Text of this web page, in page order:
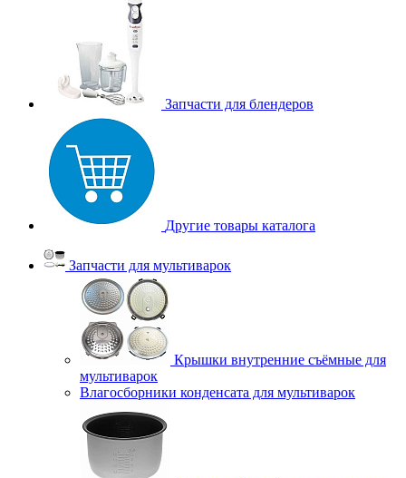
Запчасти для блендеров
Другие товары каталога
Запчасти для мультиварок
Крышки внутренние съёмные для
мультиварок
Влагосборники конденсата для мультиварок